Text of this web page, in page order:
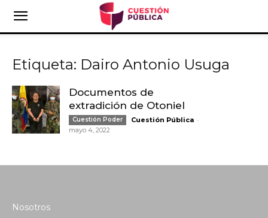
Etiqueta: Dairo Antonio Usuga
Documentos de
extradición de Otoniel
Cuestión Poder Cuestión Pública -
mayo 4, 2022
Nosotros